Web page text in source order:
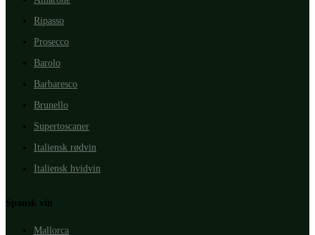
Ripasso
Prosecco
Barolo
Barbaresco
Brunello
Supertoscaner
Italiensk rødvin
Italiensk hvidvin
Spansk vin
Mallorca